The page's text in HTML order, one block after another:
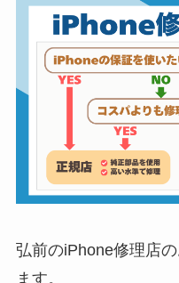
弘前のiPhone修理店
ます。